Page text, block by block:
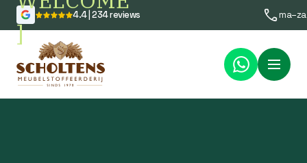
]
4.4 | 234 reviews
Menu